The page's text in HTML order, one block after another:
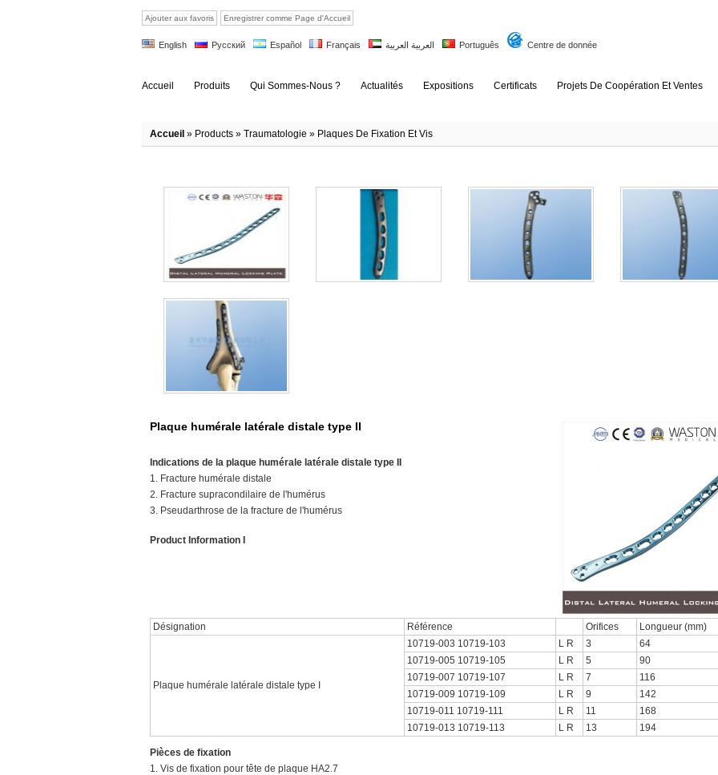
Ajouter aux favoris Enregistrer comme Page d'Accueil
English Русский Español Français العربية العربية Português Centre de donnée
Accueil Produits Qui Sommes-Nous ? Actualités Expositions Certificats Projets De Coopération Et Ventes
Accueil » Products » Traumatologie » Plaques De Fixation Et Vis
Plaque humérale latérale distale type II
Indications de la plaque humérale latérale distale type II
1. Fracture humérale distale
2. Fracture supracondilaire de l'humérus
3. Pseudarthrose de la fracture de l'humérus
Product Information I
Désignation Référence Orifices Longueur (mm)
Plaque humérale latérale distale type I
10719-003 10719-103 L R 3
64
10719-005 10719-105
L R 5
90
10719-007 10719-107
L R 7
116
10719-009 10719-109
L R 9
142
10719-011 10719-111
L R 11
168
10719-013 10719-113
L R 13 194
Pièces de fixation
1. Vis de fixation pour tête de plaque HA2.7